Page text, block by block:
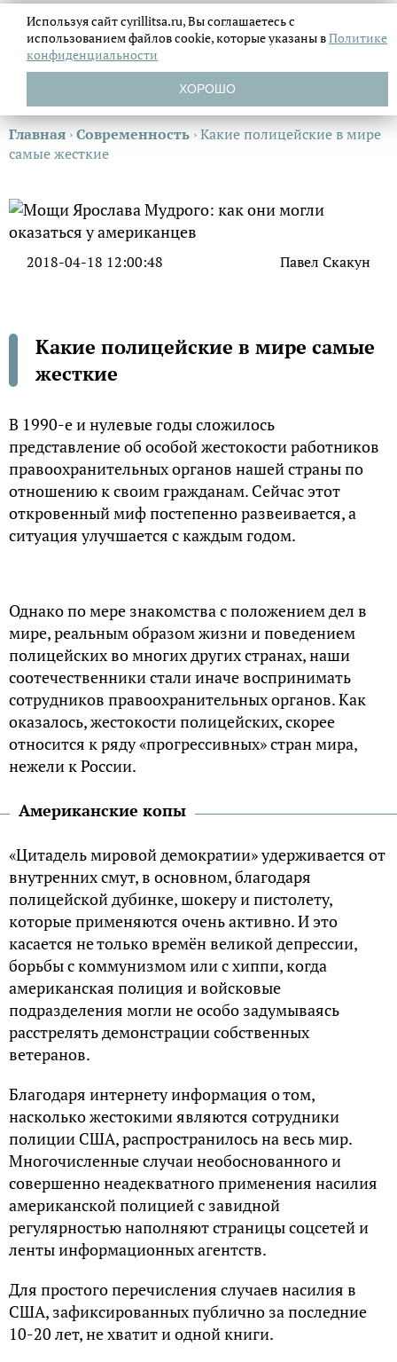
Главная ›Современность ›Какие полицейские в мире
самые жесткие
2018-04-18 12:00:48 Павел Скакун
Какие полицейские в мире самые
жесткие
В 1990-е и нулевые годы сложилось
представление об особой жестокости работников
правоохранительных органов нашей страны по
отношению к своим гражданам. Сейчас этот
откровенный миф постепенно развеивается, а
ситуация улучшается с каждым годом.
Однако по мере знакомства с положением дел в
мире, реальным образом жизни и поведением
полицейских во многих других странах, наши
соотечественники стали иначе воспринимать
сотрудников правоохранительных органов. Как
оказалось, жестокости полицейских, скорее
относится к ряду «прогрессивных» стран мира,
нежели к России.
Американские копы
«Цитадель мировой демократии» удерживается от
внутренних смут, в основном, благодаря
полицейской дубинке, шокеру и пистолету,
которые применяются очень активно. И это
касается не только времён великой депрессии,
борьбы с коммунизмом или с хиппи, когда
американская полиция и войсковые
подразделения могли не особо задумываясь
расстрелять демонстрации собственных
ветеранов.
Благодаря интернету информация о том,
насколько жестокими являются сотрудники
полиции США, распространилось на весь мир.
Многочисленные случаи необоснованного и
совершенно неадекватного применения насилия
американской полицией с завидной
регулярностью наполняют страницы соцсетей и
ленты информационных агентств.
Для простого перечисления случаев насилия в
США, зафиксированных публично за последние
10-20 лет, не хватит и одной книги.
Используя сайт cyrillitsa.ru, Вы соглашаетесь с
использованием файловcookie, которые указаны вПолитике
конфиденциальности
ХОРОШО